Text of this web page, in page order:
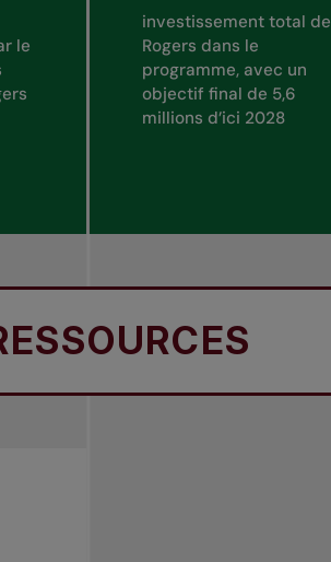
le
investissement total de
Rogers dans le
programme, avec un
objectif final de 5,6
millions d’ici 2028